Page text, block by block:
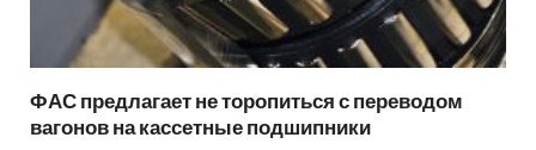
ФАС предлагает не торопиться с переводом
вагонов на кассетные подшипники